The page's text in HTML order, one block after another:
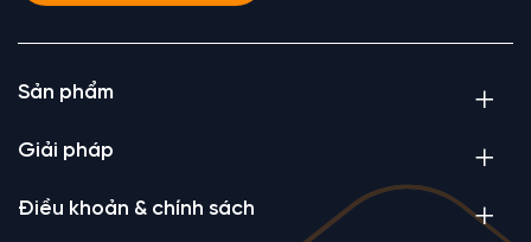
Sản phẩm
Giải pháp
Điều khoản & chính sách